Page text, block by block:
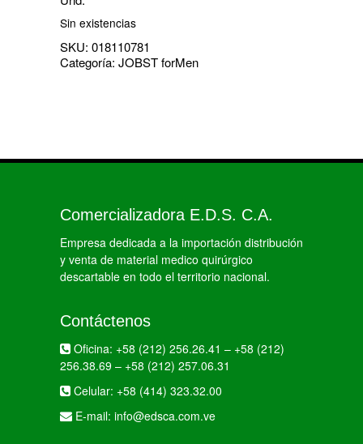
Sin existencias
SKU: 018110781
Categoría: JOBST forMen
Comercializadora E.D.S. C.A.
Empresa dedicada a la importación distribución
y venta de material medico quirúrgico
descartable en todo el territorio nacional.
Contáctenos
Oficina: +58 (212) 256.26.41 – +58 (212)
256.38.69 – +58 (212) 257.06.31
Celular: +58 (414) 323.32.00
E-mail: info@edsca.com.ve